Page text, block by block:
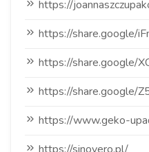
https://
https://share.google/
https://share.google/
https://share.google/
https://www.geko-